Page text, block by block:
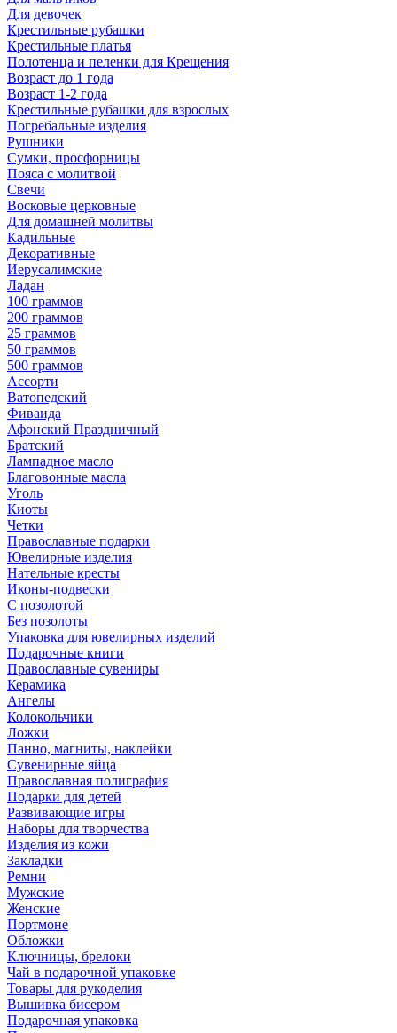
Для девочек
Крестильные рубашки
Крестильные платья
Полотенца и пеленки для Крещения
Возраст до 1 года
Возраст 1-2 года
Крестильные рубашки для взрослых
Погребальные изделия
Рушники
Сумки, просфорницы
Пояса с молитвой
Свечи
Восковые церковные
Для домашней молитвы
Кадильные
Декоративные
Иерусалимские
Ладан
100 граммов
200 граммов
25 граммов
50 граммов
500 граммов
Ассорти
Ватопедский
Фиваида
Афонский Праздничный
Братский
Лампадное масло
Благовонные масла
Уголь
Киоты
Четки
Православные подарки
Ювелирные изделия
Нательные кресты
Иконы-подвески
С позолотой
Без позолоты
Упаковка для ювелирных изделий
Подарочные книги
Православные сувениры
Керамика
Ангелы
Колокольчики
Ложки
Панно, магниты, наклейки
Сувенирные яйца
Православная полиграфия
Подарки для детей
Развивающие игры
Наборы для творчества
Изделия из кожи
Закладки
Ремни
Мужские
Женские
Портмоне
Обложки
Ключницы, брелоки
Чай в подарочной упаковке
Товары для рукоделия
Вышивка бисером
Подарочная упаковка